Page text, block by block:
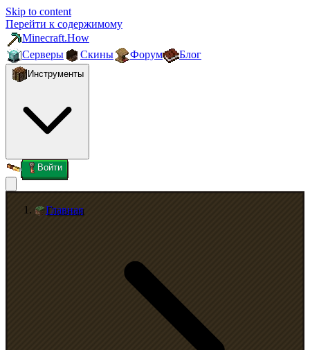
Skip to content
Перейти к содержимому
Minecraft.How
Серверы
Скины Форум Блог
Инструменты
Войти
Главная